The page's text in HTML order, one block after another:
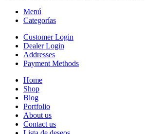
Menú
Categorías
Customer Login
Dealer Login
Addresses
Payment Methods
Home
Shop
Blog
Portfolio
About us
Contact us